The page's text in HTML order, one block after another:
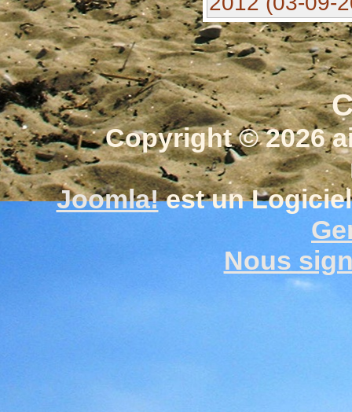
Copyright © 2026
Joomla!est un
Nous